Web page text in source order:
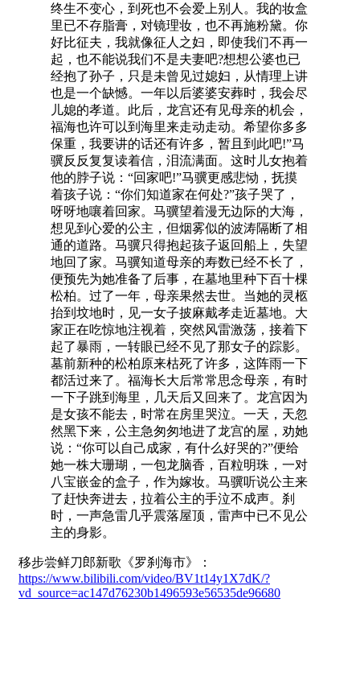
终生不变心，到死也不会爱上别人。我的妆盒
里已不存脂膏，对镜理妆，也不再施粉黛。你
好比征夫，我就像征人之妇，即使我们不再一
起，也不能说我们不是夫妻吧?想想公婆也已
经抱了孙子，只是未曾见过媳妇，从情理上讲
也是一个缺憾。一年以后婆婆安葬时，我会尽
儿媳的孝道。此后，龙宫还有见母亲的机会，
福海也许可以到海里来走动走动。希望你多多
保重，我要讲的话还有许多，暂且到此吧!”马
骥反反复复读着信，泪流满面。这时儿女抱着
他的脖子说：“回家吧!”马骥更感悲恸，抚摸
着孩子说：“你们知道家在何处?”孩子哭了，
呀呀地嚷着回家。马骥望着漫无边际的大海，
想见到心爱的公主，但烟雾似的波涛隔断了相
通的道路。马骥只得抱起孩子返回船上，失望
地回了家。马骥知道母亲的寿数已经不长了，
便预先为她准备了后事，在墓地里种下百十棵
松柏。过了一年，母亲果然去世。当她的灵柩
抬到坟地时，见一女子披麻戴孝走近墓地。大
家正在吃惊地注视着，突然风雷激荡，接着下
起了暴雨，一转眼已经不见了那女子的踪影。
墓前新种的松柏原来枯死了许多，这阵雨一下
都活过来了。福海长大后常常思念母亲，有时
一下子跳到海里，几天后又回来了。龙宫因为
是女孩不能去，时常在房里哭泣。一天，天忽
然黑下来，公主急匆匆地进了龙宫的屋，劝她
说：“你可以自己成家，有什么好哭的?”便给
她一株大珊瑚，一包龙脑香，百粒明珠，一对
八宝嵌金的盒子，作为嫁妆。马骥听说公主来
了赶快奔进去，拉着公主的手泣不成声。刹
时，一声急雷几乎震落屋顶，雷声中已不见公
主的身影。
移步尝鲜刀郎新歌《罗刹海市》：
https://www.bilibili.com/video/BV1t14y1X7dK/?
vd_source=ac147d76230b1496593e56535de96680